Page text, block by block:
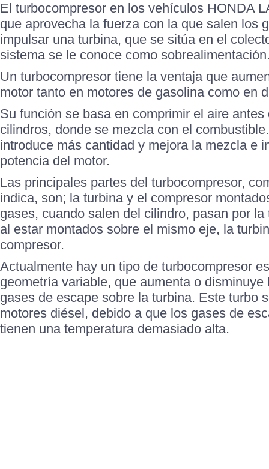
El turbocompresor en los vehículos HONDA
que aprovecha la fuerza con la que salen los
impulsar una turbina, que se sitúa en el
sistema se le conoce como
Un turbocompresor tiene la ventaja que
motor tanto en motores de gasolina como en
Su función se basa en comprimir el aire
cilindros, donde se mezcla con el
introduce más cantidad y mejora la mezcla e
potencia del motor.
Las principales partes del turbocompresor,
indica, son; la turbina y el compresor
gases, cuando salen del cilindro, pasan por
al estar montados sobre el mismo eje, la
compresor.
Actualmente hay un tipo de turbocompresor
geometría variable, que aumenta o
gases de escape sobre la turbina. Este turbo
motores diésel, debido a que los gases de
tienen una temperatura demasiado alta.